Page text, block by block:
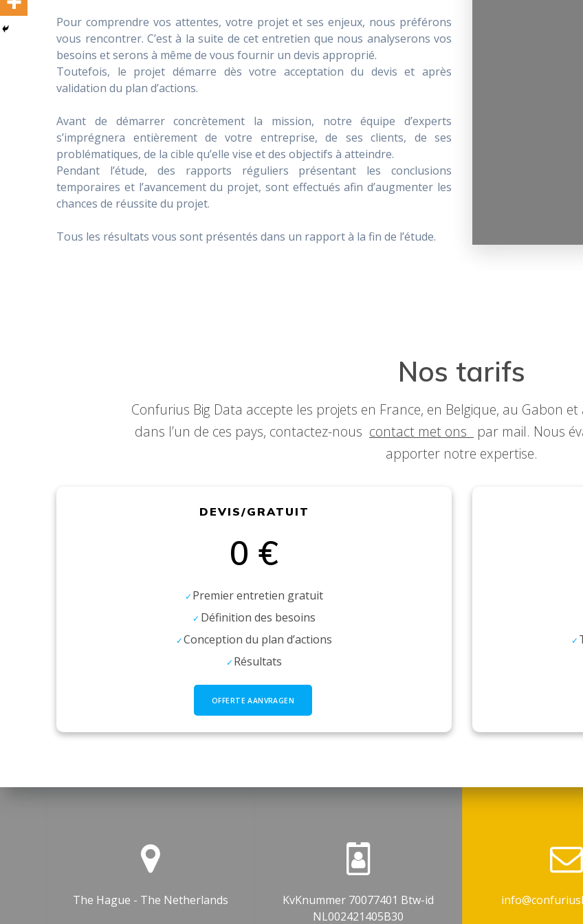
Pour comprendre vos attentes, votre projet et ses enjeux, nous préférons
vous rencontrer. C’est à la suite de cet entretien que nous analyserons vos
besoins et serons à même de vous fournir un devis approprié.
Toutefois, le projet démarre dès votre acceptation du devis et après
validation du plan d’actions.
Avant de démarrer concrètement la mission, notre équipe d’experts
s’imprégnera entièrement de votre entreprise, de ses clients, de ses
problématiques, de la cible qu’elle vise et des objectifs à atteindre.
Pendant l’étude, des rapports réguliers présentant les conclusions
temporaires et l’avancement du projet, sont effectués afin d’augmenter les
chances de réussite du projet.
Tous les résultats vous sont présentés dans un rapport à la fin de l’étude.
Nos tarifs
Confurius Big Data accepte les projets en France, en Belgique, au Gabon et
dans l’un de ces pays, contactez-nous contact met ons
par mail. Nous
apporter notre expertise.
DEVIS/GRATUIT
0 €
Premier entretien gratuit
Définition des besoins
Conception du plan d’actions
Résultats
OFFERTE AANVRAGEN
The Hague - The Netherlands
KvKnummer 70077401 Btw-id
NL002421405B30